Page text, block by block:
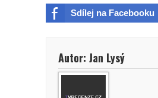
Sdílej na Facebooku
Autor: Jan Lysý